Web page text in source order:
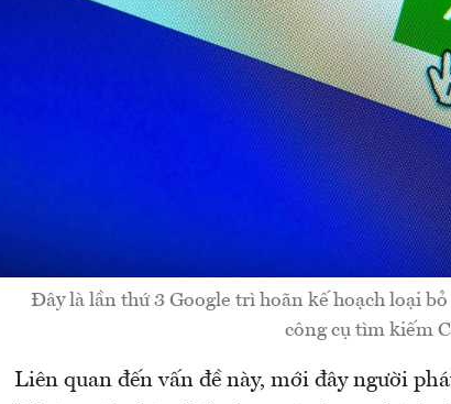
Đây là lần thứ 3 Google trì hoãn kế hoạch loại
công cụ tìm kiếm
Liên quan đến vấn đề này, mới đây người